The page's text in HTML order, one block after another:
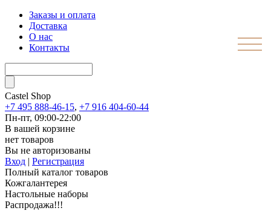
Заказы и оплата
Доставка
О нас
Контакты
Castel Shop
+7 495 888-46-15, +7 916 404-60-44
Пн-пт, 09:00-22:00
В вашей корзине
нет товаров
Вы не авторизованы
Вход | Регистрация
Полный каталог товаров
Кожгалантерея
Настольные наборы
Распродажа!!!